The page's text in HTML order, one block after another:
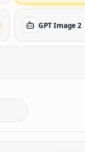
GPT Image 2